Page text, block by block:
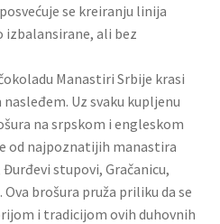
se kreiranju linija
ali bez
Manastiri Srbije krasi
Uz svaku kupljenu
na srpskom i engleskom
od najpoznatijih manastira
stupovi, Gračanicu,
Ova brošura pruža priliku da se
i tradicijom ovih duhovnih